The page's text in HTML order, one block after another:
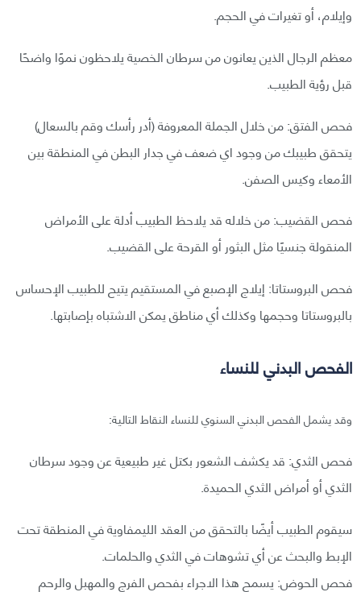
وإيلام، أو تغيرات في الحجم.
معظم الرجال الذين يعانون من سرطان الخصية يلاحظون نموًا واضحًا
قبل رؤية الطبيب.
فحص الفتق: من خلال الجملة المعروفة (أدر رأسك وقم بالسعال)
يتحقق طبيبك من وجود اي ضعف في جدار البطن في المنطقة بين
الأمعاء وكيس الصفن.
فحص القضيب: من خلاله قد يلاحظ الطبيب أدلة على الأمراض
المنقولة جنسيًا مثل البثور أو القرحة على القضيب.
فحص البروستاتا: إيلاج الإصبع في المستقيم يتيح للطبيب الإحساس
بالبروستاتا وحجمها وكذلك أي مناطق يمكن الاشتباه بإصابتها.
الفحص البدني للنساء
وقد يشمل الفحص البدني السنوي للنساء النقاط التالية:
فحص الثدي: قد يكشف الشعور بكتل غير طبيعية عن وجود سرطان
الثدي أو أمراض الثدي الحميدة.
سيقوم الطبيب أيضًا بالتحقق من العقد الليمفاوية في المنطقة تحت
الإبط والبحث عن أي تشوهات في الثدي والحلمات.
فحص الحوض: يسمح هذا الاجراء بفحص الفرج والمهبل والرحم